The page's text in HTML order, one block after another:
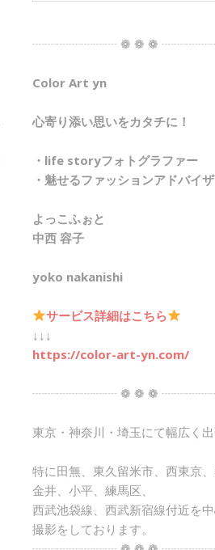
┈┈┈┈┈┈┈ ❁ ❁ ❁
Color Art yn
心寄り添い思いをカタチに！
・life storyフォトグラファー
・魅せるファッションアドバイ
よっこふぉと
中西 容子
yoko nakanishi
サービス詳細はこちら
↓↓↓
https://color-art-yn.com/
┈┈┈┈┈┈┈ ❁ ❁ ❁
東京・神奈川・埼玉にて幅広く出
特に田無、東久留米市、西東京
金井、小平、練馬区、
西武池袋線、西武新宿線付近を
撮影をしております。